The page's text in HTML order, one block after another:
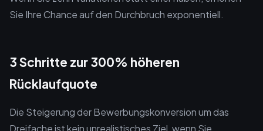
Sie Ihre Chance auf den Durchbruch exponentiell.
3 Schritte zur 300% höheren
Rücklaufquote
Die Steigerung der Bewerbungskonversion um das
Dreifache ist kein unrealistisches Ziel, wenn Sie